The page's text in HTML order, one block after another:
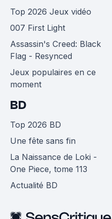
Top 2026 Jeux vidéo
007 First Light
Assassin's Creed: Black
Flag - Resynced
Jeux populaires en ce
moment
BD
Top 2026 BD
Une fête sans fin
La Naissance de Loki -
One Piece, tome 113
Actualité BD